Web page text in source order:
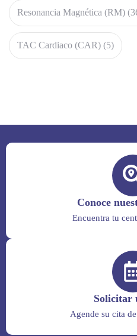
Resonancia Magnética (RM)
TAC Cardiaco (CAR) (5)
Conoce
Encuentra tu
Solicitar
Agende su cita